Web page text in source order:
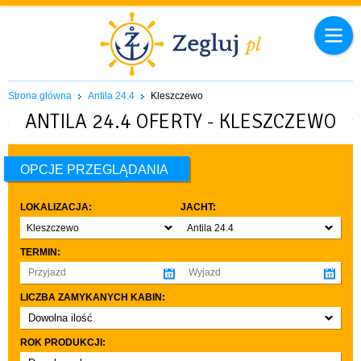
Strona główna Antila 24.4 Kleszczewo
ANTILA 24.4 OFERTY - KLESZCZEWO
OPCJE PRZEGLĄDANIA
LOKALIZACJA:
Kleszczewo
JACHT:
Antila 24.4
TERMIN:
LICZBA ZAMYKANYCH KABIN:
Dowolna ilość
co najmniej 1
co najmniej 2
ROK PRODUKCJI: